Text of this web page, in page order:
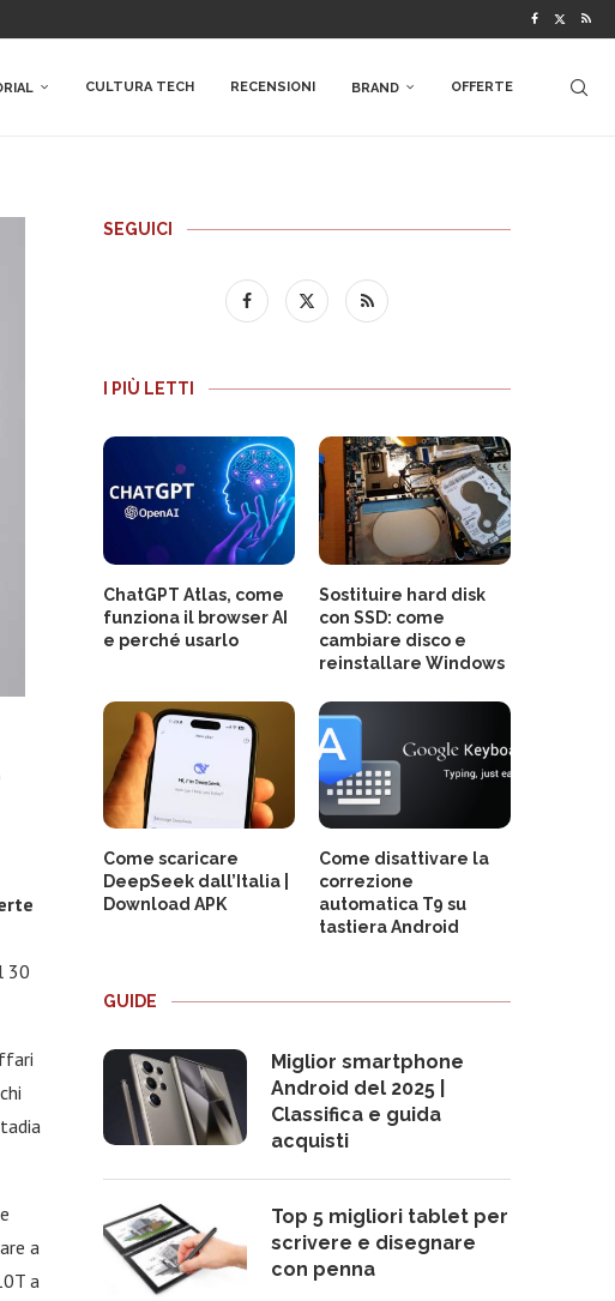
CULTURA TECH RECENSIONI BRAND OFFERTE
30
a
a
SEGUICI
I PIÙ LETTI
ChatGPT Atlas, come
funziona il browser AI
e perché usarlo
Sostituire hard disk
con SSD: come
cambiare disco e
reinstallare Windows
Come scaricare
DeepSeek dall’Italia |
Download APK
Come disattivare la
correzione
automatica T9 su
tastiera Android
GUIDE
Miglior smartphone
Android del 2025 |
Classifica e guida
acquisti
Top 5 migliori tablet per
scrivere e disegnare
con penna